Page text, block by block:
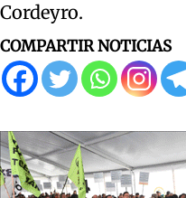
Cordeyro.
COMPARTIR NOTICIAS